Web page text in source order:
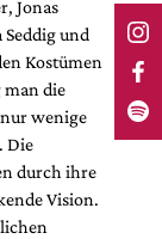
Jonas
und
Kostümen
man die
wenige
Die
durch ihre
Vision.